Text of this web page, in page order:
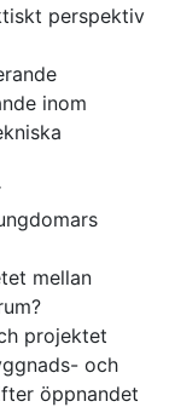
perspektiv
inom
mellan
projektet
och
öppnandet